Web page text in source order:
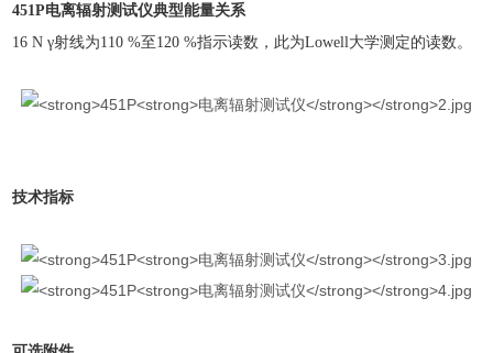
451P电离辐射测试仪典型能量关系
16 N γ射线为110 %至120 %指示读数，此为Lowell大学测定的读数。
技术指标